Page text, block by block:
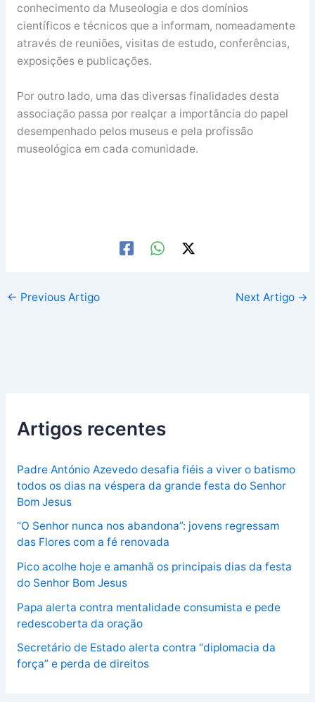
conhecimento da Museologia e dos domínios
científicos e técnicos que a informam, nomeadamente
através de reuniões, visitas de estudo, conferências,
exposições e publicações.
Por outro lado, uma das diversas finalidades desta
associação passa por realçar a importância do papel
desempenhado pelos museus e pela profissão
museológica em cada comunidade.
← Previous Artigo Next Artigo →
Artigos recentes
Padre António Azevedo desafia fiéis a viver o batismo
todos os dias na véspera da grande festa do Senhor
Bom Jesus
“O Senhor nunca nos abandona”: jovens regressam
das Flores com a fé renovada
Pico acolhe hoje e amanhã os principais dias da festa
do Senhor Bom Jesus
Papa alerta contra mentalidade consumista e pede
redescoberta da oração
Secretário de Estado alerta contra “diplomacia da
força” e perda de direitos